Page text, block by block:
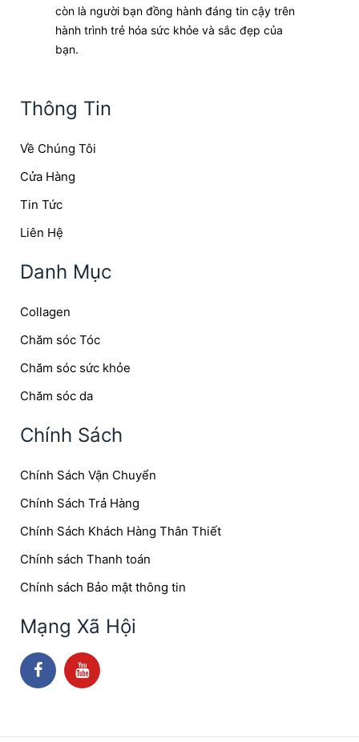
còn là người bạn đồng hành đáng tin cậy trên
hành trình trẻ hóa sức khỏe và sắc đẹp của
bạn.
Thông Tin
Về Chúng Tôi
Cửa Hàng
Tin Tức
Liên Hệ
Danh Mục
Collagen
Chăm sóc Tóc
Chăm sóc sức khỏe
Chăm sóc da
Chính Sách
Chính Sách Vận Chuyển
Chính Sách Trả Hàng
Chính Sách Khách Hàng Thân Thiết
Chính sách Thanh toán
Chính sách Bảo mật thông tin
Mạng Xã Hội